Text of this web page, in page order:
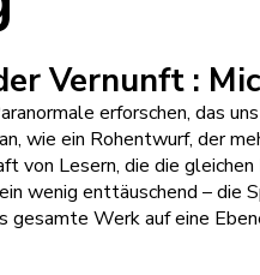
Vernunft :
erforschen, das
wie ein Rohentwurf, der
von Lesern, die die
wenig enttäuschend – die
Werk auf eine